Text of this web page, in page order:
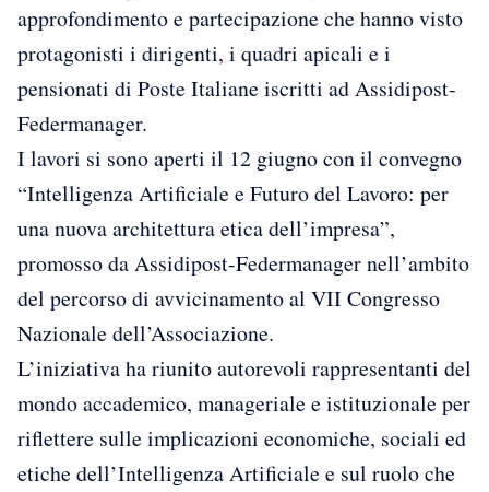
approfondimento e partecipazione che hanno visto
protagonisti i dirigenti, i quadri apicali e i
pensionati di Poste Italiane iscritti ad Assidipost-
Federmanager.
I lavori si sono aperti il 12 giugno con il convegno
“Intelligenza Artificiale e Futuro del Lavoro: per
una nuova architettura etica dell’impresa”,
promosso da Assidipost-Federmanager nell’ambito
del percorso di avvicinamento al VII Congresso
Nazionale dell’Associazione.
L’iniziativa ha riunito autorevoli rappresentanti del
mondo accademico, manageriale e istituzionale per
riflettere sulle implicazioni economiche, sociali ed
etiche dell’Intelligenza Artificiale e sul ruolo che